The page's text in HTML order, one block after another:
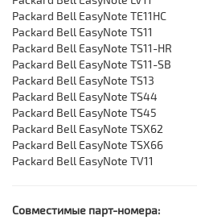
Packard Bell EasyNote TE11HC
Packard Bell EasyNote TS11
Packard Bell EasyNote TS11-HR
Packard Bell EasyNote TS11-SB
Packard Bell EasyNote TS13
Packard Bell EasyNote TS44
Packard Bell EasyNote TS45
Packard Bell EasyNote TSX62
Packard Bell EasyNote TSX66
Packard Bell EasyNote TV11
Совместимые парт-номера: